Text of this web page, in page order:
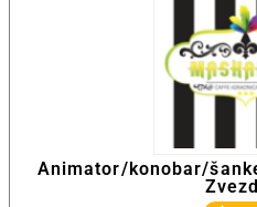
Animator/konobar/